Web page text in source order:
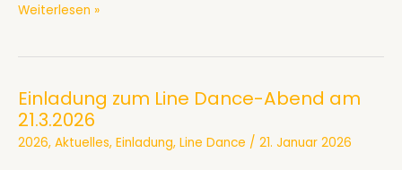
Der
auf
Weiterlesen »
Einladung zum Line Dance-Abend am
21.3.2026
2026, Aktuelles, Einladung, Line Dance / 21. Januar 2026